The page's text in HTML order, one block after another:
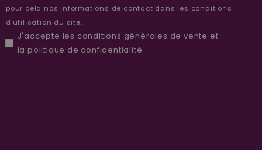
pour cela nos informations de contact dans les conditions
d'utilisation du site.
J'accepte les conditions générales de vente et
la politique de confidentialité.